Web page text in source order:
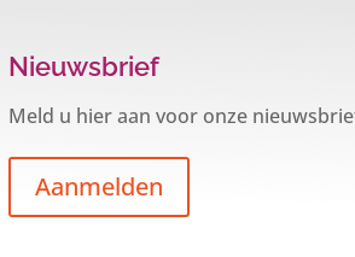
Nieuwsbrief
Meld u hier aan voor onze
Aanmelden